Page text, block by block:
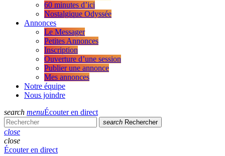
60 minutes d’ici
Nostalgique Odyssée
Annonces
Le Messager
Petites Annonces
Inscription
Ouverture d’une session
Publier une annonce
Mes annonces
Notre équipe
Nous joindre
search menuÉcouter en direct
search Rechercher
close
close
Écouter en direct